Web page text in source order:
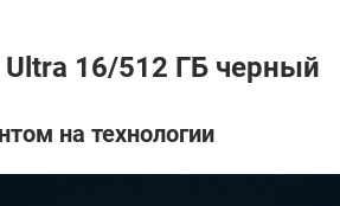
16/512 ГБ черный
на технологии